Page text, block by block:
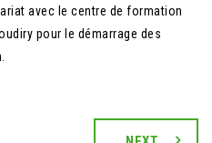
avec le centre de formation
pour le démarrage des